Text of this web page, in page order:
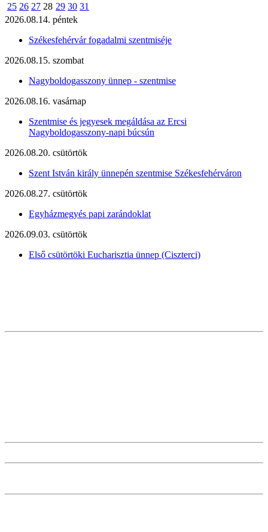
25 26 27 28 29 30 31
2026.08.14. péntek
Székesfehérvár fogadalmi szentmiséje
2026.08.15. szombat
Nagyboldogasszony ünnep - szentmise
2026.08.16. vasárnap
Szentmise és jegyesek megáldása az Ercsi
Nagyboldogasszony-napi búcsún
2026.08.20. csütörtök
Szent István király ünnepén szentmise Székesfehérváron
2026.08.27. csütörtök
Egyházmegyés papi zarándoklat
2026.09.03. csütörtök
Első csütörtöki Eucharisztia ünnep (Ciszterci)